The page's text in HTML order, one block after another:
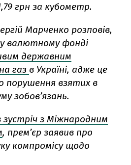
грн за кубометр.
Марченко розповів,
валютному фонді
державним
газ в Україні, адже це
порушення взятих в
зобов’язань.
зустріч з Міжнародним
, прем’єр заявив про
компромісу щодо